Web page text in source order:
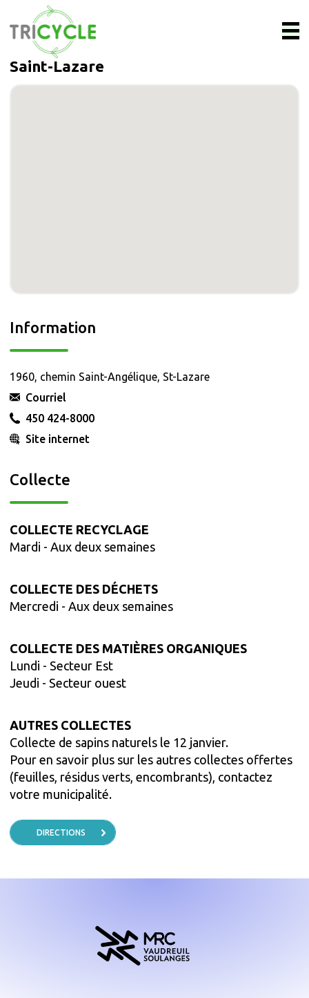
Saint-Lazare
Information
1960, chemin Saint-Angélique, St-Lazare
Courriel
450 424-8000
Site internet
Collecte
COLLECTE RECYCLAGE
Mardi - Aux deux semaines
COLLECTE DES DÉCHETS
Mercredi - Aux deux semaines
COLLECTE DES MATIÈRES ORGANIQUES
Lundi - Secteur Est
Jeudi - Secteur ouest
AUTRES COLLECTES
Collecte de sapins naturels le 12 janvier.
Pour en savoir plus sur les autres collectes offertes
(feuilles, résidus verts, encombrants), contactez
votre municipalité.
DIRECTIONS